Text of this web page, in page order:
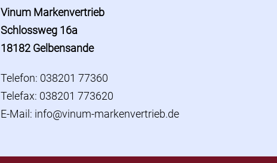
Vinum Markenvertrieb
Schlossweg 16a
18182 Gelbensande
Telefon: 038201 77360
Telefax: 038201 773620
E-Mail: info@vinum-markenvertrieb.de